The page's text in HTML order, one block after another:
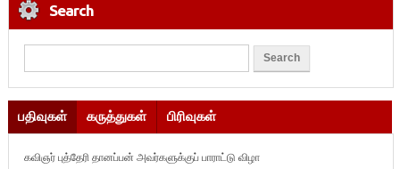
Search
பதிவுகள் கருத்துகள் பிரிவுகள்
கவிஞர் புத்தேரி தானப்பன் அவர்களுக்குப் பாராட்டு விழா